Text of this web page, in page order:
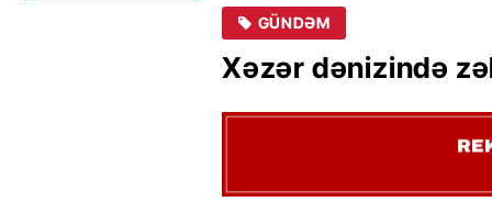
GÜNDƏM
Xəzər dənizində